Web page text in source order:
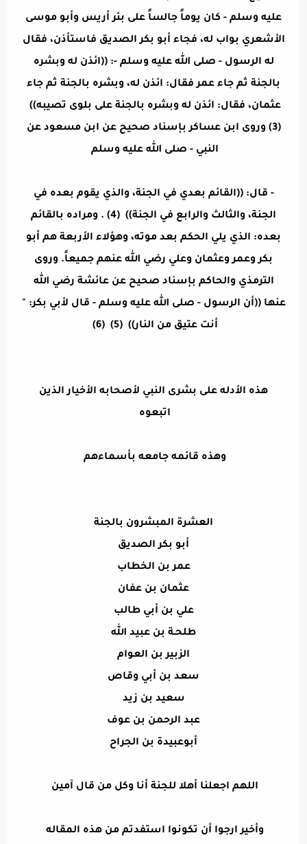
عليه وسلم - كان يوماً جالساً على بئر أريس وأبو موسى
الأشعري بواب له، فجاء أبو بكر الصديق فاستأذن، فقال
له الرسول - صلى الله عليه وسلم -: ((ائذن له وبشره
بالجنة ثم جاء عمر فقال: ائذن له، وبشره بالجنة ثم جاء
عثمان، فقال: ائذن له وبشره بالجنة على بلوى تصيبه))
(3) وروى ابن عساكر بإسناد صحيح عن ابن مسعود عن
النبي - صلى الله عليه وسلم
- قال: ((القائم بعدي في الجنة، والذي يقوم بعده في
الجنة، والثالث والرابع في الجنة)) (4) . ومراده بالقائم
بعده: الذي يلي الحكم بعد موته، وهؤلاء الأربعة هم أبو
بكر وعمر وعثمان وعلي رضي الله عنهم جميعاً. وروى
الترمذي والحاكم بإسناد صحيح عن عائشة رضي الله
عنها ((أن الرسول - صلى الله عليه وسلم - قال لأبي بكر: "
أنت عتيق من النار)) (5) (6)
هذه الأدله على بشرى النبي لأصحابه الأخيار الذين
اتبعوه
وهذه قائمه جامعه بأسماءهم
العشرة المبشرون بالجنة
أبو بكر الصديق
عمر بن الخطاب
عثمان بن عفان
علي بن أبي طالب
طلحـة بن عبيد الله
الزبير بن العوام
سعد بن أبي وقاص
سعيد بن زيد
عبد الرحمن بن عوف
أبوعبيدة بن الجراح
اللهم اجعلنا أهلا للجنة أنا وكل من قال آمين
وأخير ارجوا أن تكونوا استفدتم من هذه المقاله